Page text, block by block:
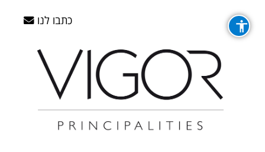
לניווט
לתוכן
לניווט
לתוכן
כתבו לנו